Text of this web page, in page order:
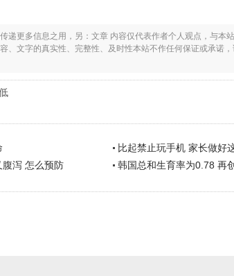
递更多信息之用，另：文章 内容仅代表作者个人观点，与本
、文字的真实性、完整性、及时性本站不作任何保证或承诺
比起禁止玩手机 家长做好
泻 怎么预防
韩国总和生育率为0.78 再